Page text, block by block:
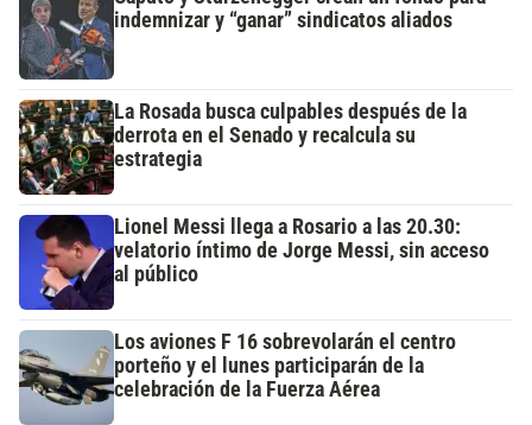
indemnizar y “ganar” sindicatos aliados
La Rosada busca culpables después de la
derrota en el Senado y recalcula su
estrategia
Lionel Messi llega a Rosario a las 20.30:
velatorio íntimo de Jorge Messi, sin acceso
al público
Los aviones F 16 sobrevolarán el centro
porteño y el lunes participarán de la
celebración de la Fuerza Aérea